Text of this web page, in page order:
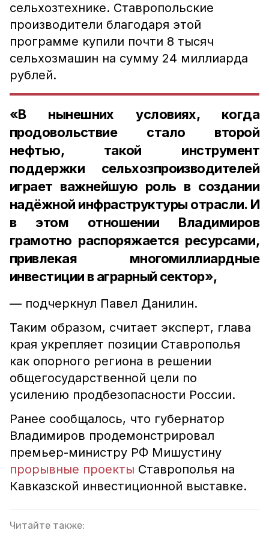
сельхозтехнике. Ставропольские
производители благодаря этой
программе купили почти 8 тысяч
сельхозмашин на сумму 24 миллиарда
рублей.
«В нынешних условиях, когда
продовольствие стало второй
нефтью, такой инструмент
поддержки сельхозпроизводителей
играет важнейшую роль в создании
надёжной инфраструктуры отрасли. И
в этом отношении Владимиров
грамотно распоряжается ресурсами,
привлекая многомиллиардные
инвестиции в аграрный сектор»,
— подчеркнул Павел Данилин.
Таким образом, считает эксперт, глава
края укрепляет позиции Ставрополья
как опорного региона в решении
общегосударственной цели по
усилению продбезопасности России.
Ранее сообщалось, что губернатор
Владимиров продемонстрировал
премьер-министру РФ Мишустину
прорывные проекты Ставрополья на
Кавказской инвестиционной выставке.
Читайте также: